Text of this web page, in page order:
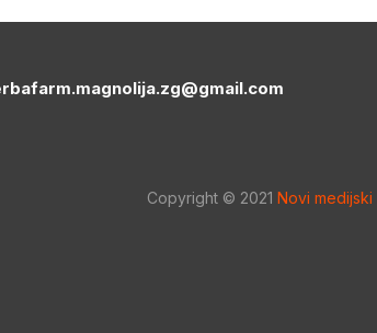
Copyright © 2021 Novi medijski